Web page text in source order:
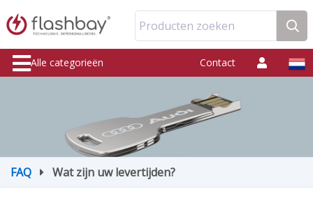
Producten zoeken
Alle categorieën Contact
FAQ Wat zijn uw levertijden?